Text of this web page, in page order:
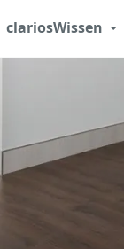
clariosWissen